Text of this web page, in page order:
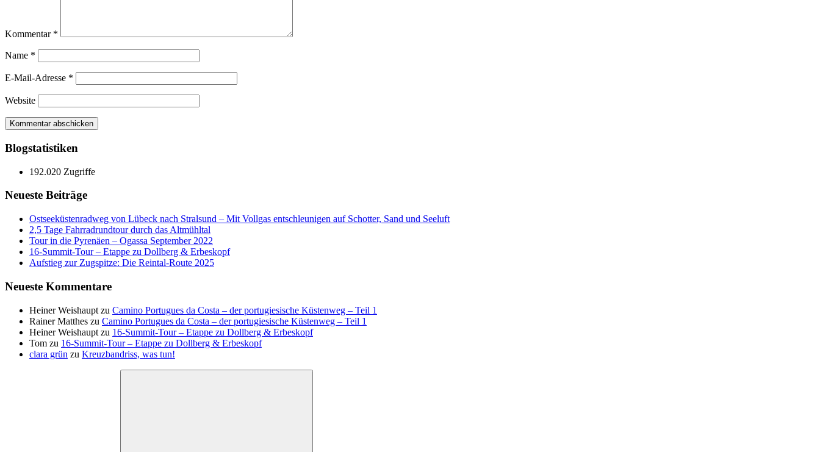
Kommentar *
Name *
E-Mail-Adresse *
Website
Blogstatistiken
192.020 Zugriffe
Neueste Beiträge
Ostseeküstenradweg von Lübeck nach Stralsund – Mit Vollgas entschleunigen auf Schotter, Sand und Seeluft
2,5 Tage Fahrradrundtour durch das Altmühltal
Tour in die Pyrenäen – Ogassa September 2022
16‑Summit‑Tour – Etappe zu Dollberg & Erbeskopf
Aufstieg zur Zugspitze: Die Reintal-Route 2025
Neueste Kommentare
Heiner Weishaupt zu Camino Portugues da Costa – der portugiesische Küstenweg – Teil 1
Rainer Matthes zu Camino Portugues da Costa – der portugiesische Küstenweg – Teil 1
Heiner Weishaupt zu 16‑Summit‑Tour – Etappe zu Dollberg & Erbeskopf
Tom zu 16‑Summit‑Tour – Etappe zu Dollberg & Erbeskopf
clara grün zu Kreuzbandriss, was tun!